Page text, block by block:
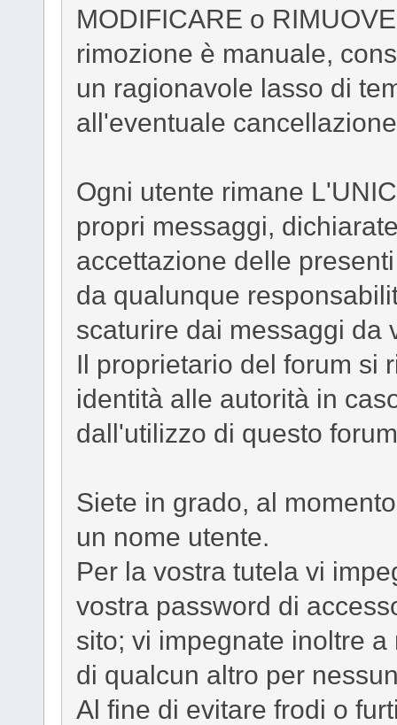
MODIFICARE o
rimozione è manuale,
un ragionavole lasso di
all'eventuale
Ogni utente rimane
propri messaggi,
accettazione delle
da qualunque
scaturire dai messaggi da
Il proprietario del forum si
identità alle autorità in
dall'utilizzo di questo
Siete in grado, al
un nome utente.
Per la vostra tutela vi
vostra password di
sito; vi impegnate inoltre
di qualcun altro per
Al fine di evitare frodi o